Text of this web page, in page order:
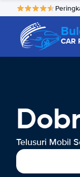
CAR
Telusuri Mobil